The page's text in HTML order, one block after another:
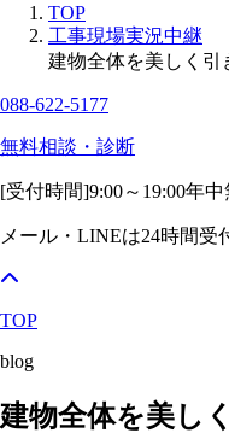
TOP
工事現場実況中継
建物全体を美しく引
088-622-5177
無料相談・診断
[受付時間]9:00～19:00年中
メール・LINEは24時間受
TOP
blog
建物全体を美し